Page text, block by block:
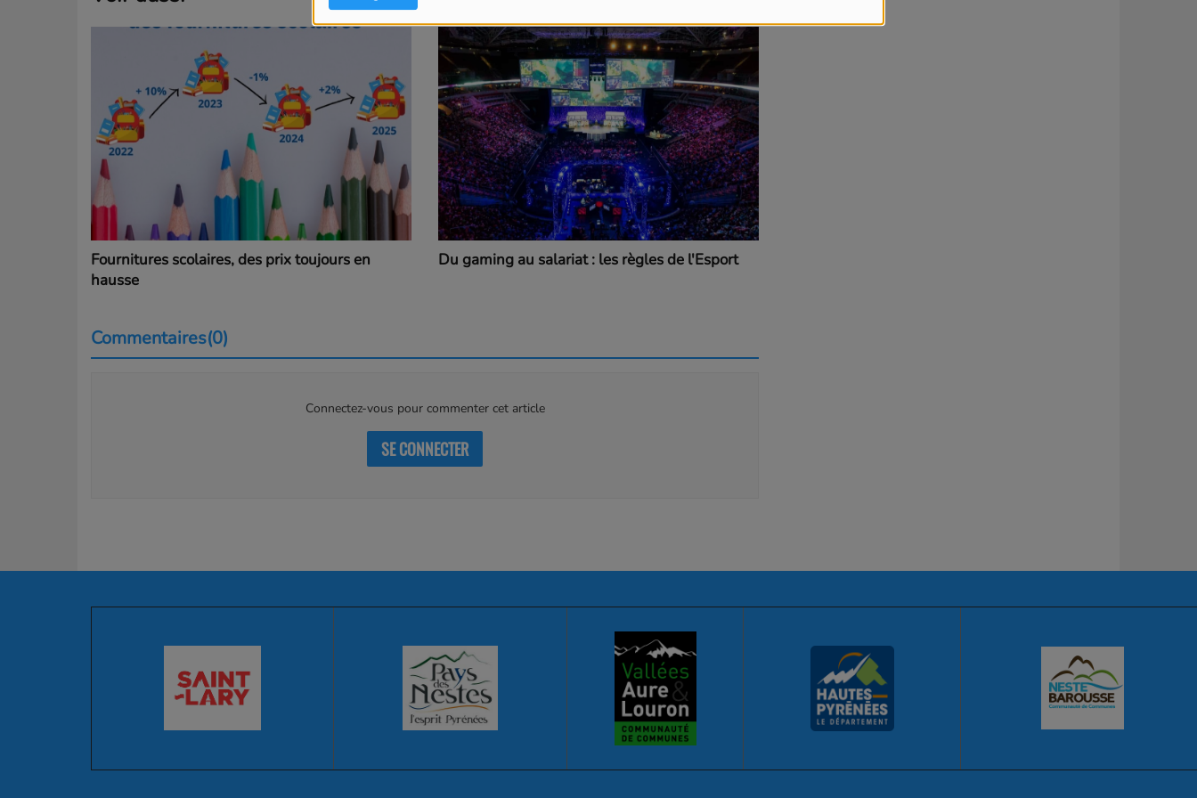
Fournitures scolaires, des prix toujours en
hausse
Du gaming au salariat : les règles de l'Esport
Commentaires(0)
Connectez-vous pour commenter cet article
SE CONNECTER